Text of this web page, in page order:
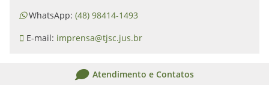
WhatsApp: (48) 98414-1493
E-mail: imprensa@tjsc.jus.br
Atendimento e Contatos